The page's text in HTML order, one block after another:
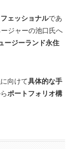
ェッショナルであ
ジャーの池口氏へ
ージーランド永住
に向けて具体的な手
ポートフォリオ構